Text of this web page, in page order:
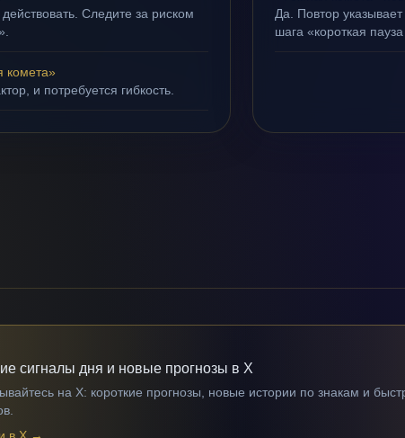
Следите за риском
комета»
и потребуется гибкость.
Да. Повтор
шага «короткая
сигналы дня и новые прогнозы в X
на X: короткие прогнозы, новые истории по знакам и